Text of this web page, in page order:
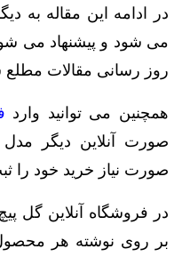
در ادامه این مقاله به
می شود و پیشنهاد می
روز رسانی مقالات مطلع
همچنین می توانید وارد
صورت آنلاین دیگر
صورت نیاز خرید خود را
در فروشگاه آنلاین گل
بر روی نوشته هر